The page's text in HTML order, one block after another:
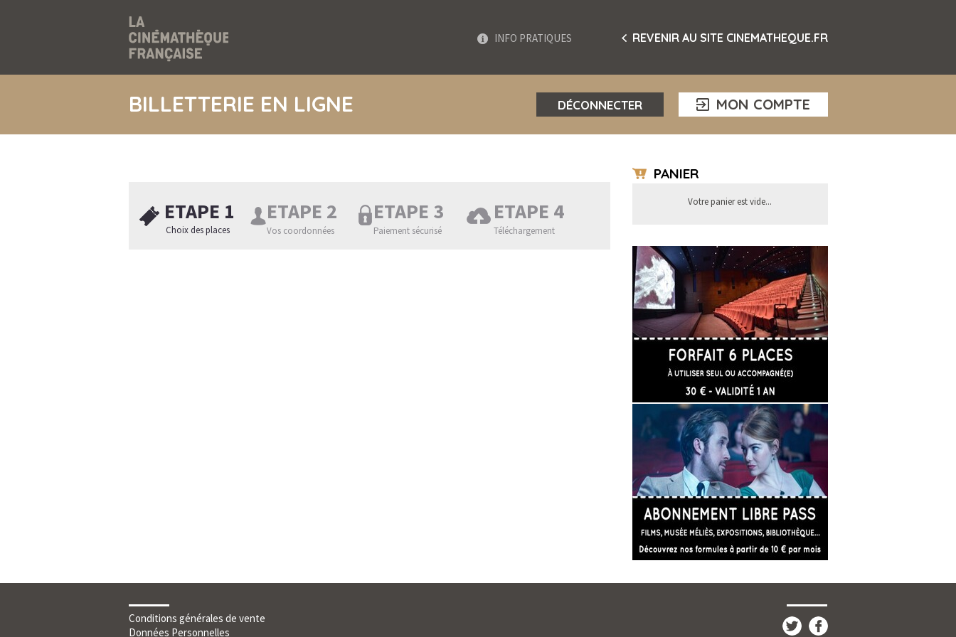
BILLETTERIE EN LIGNE
REVENIR AU SITE CINEMATHEQUE.FR
INFO PRATIQUES
DÉCONNECTER MON COMPTE
ETAPE 1 ETAPE 2 ETAPE 3 ETAPE 4
Choix des places Vos coordonnées Paiement sécurisé Téléchargement
PANIER
Votre panier est vide...
Conditions générales de vente
Données Personnelles